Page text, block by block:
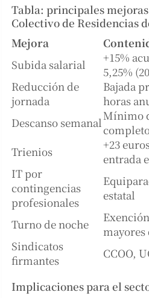
Tabla: principales
Colectivo de Residencias
Mejora
Subida salarial
+15%
5,25%
Reducción de
jornada
Bajada
horas
Descanso semanalMínimo
Trienios
+23
entrada
IT por
contingencias
profesionales
estatal
Turno de noche
mayores
Sindicatos
firmantes
CCOO,
Implicaciones para el